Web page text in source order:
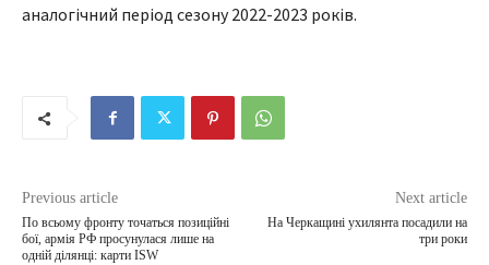
аналогічний період сезону 2022-2023 років.
Previous article
По всьому фронту точаться позиційні
бої, армія РФ просунулася лише на
одній ділянці: карти ISW
Next article
На Черкащині ухилянта посадили на
три роки